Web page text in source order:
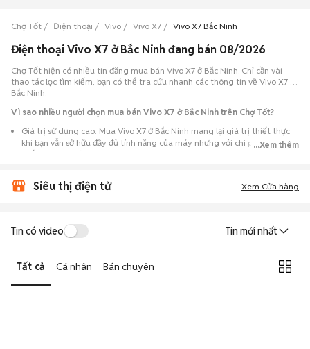
Chợ Tốt Điện thoại Vivo Vivo X7 Vivo X7 Bắc Ninh
Điện thoại Vivo X7 ở Bắc Ninh đang bán 08/2026
Chợ Tốt hiện có nhiều tin đăng mua bán Vivo X7 ở Bắc Ninh. Chỉ cần vài
thao tác lọc tìm kiếm, bạn có thể tra cứu nhanh các thông tin về Vivo X7 ở
Bắc Ninh.
Vì sao nhiều người chọn mua bán Vivo X7 ở Bắc Ninh trên Chợ Tốt?
Giá trị sử dụng cao: Mua Vivo X7 ở Bắc Ninh mang lại giá trị thiết thực
khi bạn vẫn sở hữu đầy đủ tính năng của máy nhưng với chi phí đầu tư
thấp hơn máy đập hộp.
Bắc Ninh, đáp ứng từ nhu cầu cần máy đẹp keng đến máy chỉ cần hoạt
động ổn định.
thận, test loa, camera, wifi... để đảm bảo máy không có lỗi phát sinh.
hai bên trao đổi giá cả linh hoạt và có thể chốt giao dịch ngay trong
ngày.
...Xem thêm
Siêu thị điện tử Xem Cửa hàng
Tin có video Tin mới nhất
Tất cả Cá nhân Bán chuyên